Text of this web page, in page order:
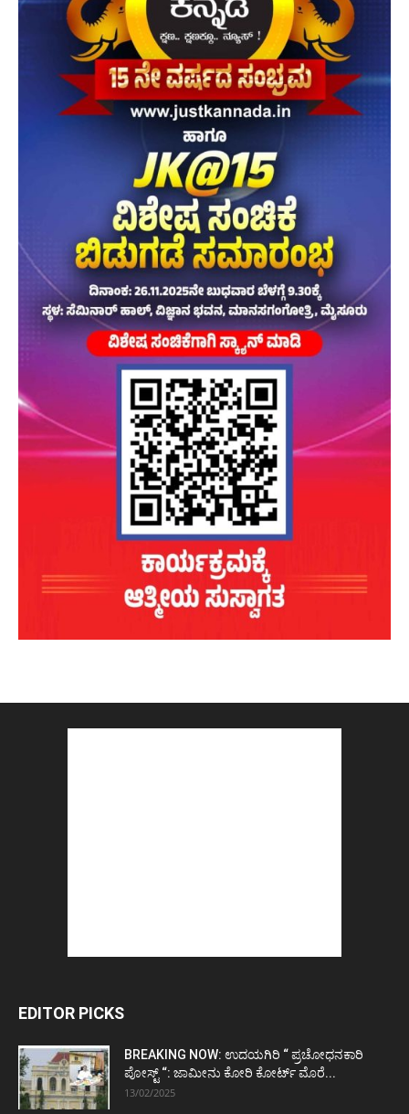
EDITOR PICKS
BREAKING NOW: ಉದಯಗಿರಿ “ ಪ್ರಚೋಧನಕಾರಿ
ಪೋಸ್ಟ್‌ “: ಜಾಮೀನು ಕೋರಿ ಕೋರ್ಟ್‌ ಮೊರೆ...
13/02/2025